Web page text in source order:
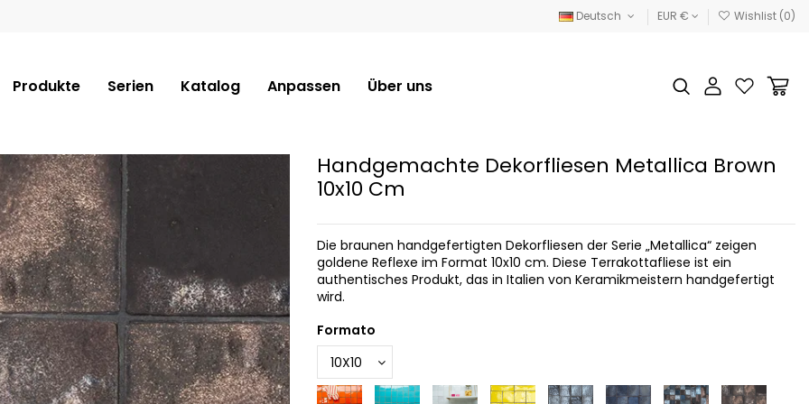
Deutsch EUR € Wishlist (0)
Produkte Serien Katalog Anpassen Über uns
Handgemachte Dekorfliesen Metallica Brown
10x10 Cm
Die braunen handgefertigten Dekorfliesen der Serie „Metallica“ zeigen
goldene Reflexe im Format 10x10 cm. Diese Terrakottafliese ist ein
authentisches Produkt, das in Italien von Keramikmeistern handgefertigt
wird.
Formato